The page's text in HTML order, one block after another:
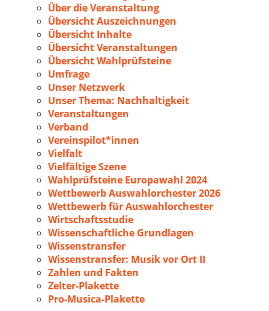
Über die Veranstaltung
Übersicht Auszeichnungen
Übersicht Inhalte
Übersicht Veranstaltungen
Übersicht Wahlprüfsteine
Umfrage
Unser Netzwerk
Unser Thema: Nachhaltigkeit
Veranstaltungen
Verband
Vereinspilot*innen
Vielfalt
Vielfältige Szene
Wahlprüfsteine Europawahl 2024
Wettbewerb Auswahlorchester 2026
Wettbewerb für Auswahlorchester
Wirtschaftsstudie
Wissenschaftliche Grundlagen
Wissenstransfer
Wissenstransfer: Musik vor Ort II
Zahlen und Fakten
Zelter-Plakette
Pro-Musica-Plakette